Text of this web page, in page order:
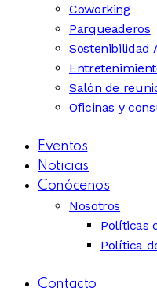
Coworking
Parqueaderos
Sostenibilidad
Salón de
Oficinas y
Eventos
Noticias
Conócenos
Nosotros
Políticas
Política
Contacto